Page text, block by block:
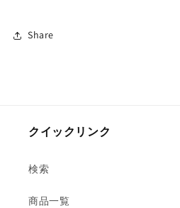
務
減
す
増
Share
クイックリンク
検索
商品一覧